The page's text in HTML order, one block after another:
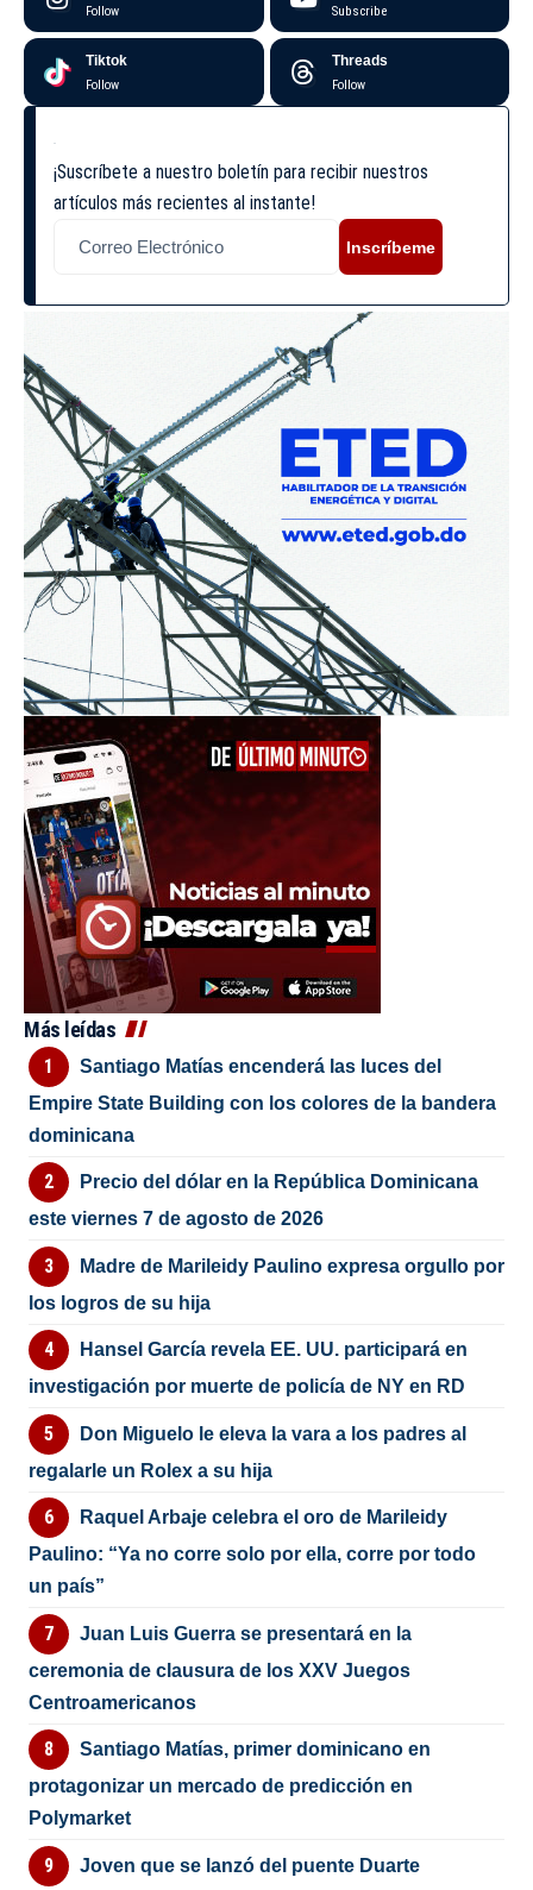
Follow Subscribe
Tiktok
Follow
Threads
Follow
¡Suscríbete a nuestro boletín para recibir nuestros
artículos más recientes al instante!
Inscríbeme
Más leídas
Santiago Matías encenderá las luces del
Empire State Building con los colores de la bandera
dominicana
Precio del dólar en la República Dominicana
este viernes 7 de agosto de 2026
Madre de Marileidy Paulino expresa orgullo por
los logros de su hija
Hansel García revela EE. UU. participará en
investigación por muerte de policía de NY en RD
Don Miguelo le eleva la vara a los padres al
regalarle un Rolex a su hija
Raquel Arbaje celebra el oro de Marileidy
Paulino: “Ya no corre solo por ella, corre por todo
un país”
Juan Luis Guerra se presentará en la
ceremonia de clausura de los XXV Juegos
Centroamericanos
Santiago Matías, primer dominicano en
protagonizar un mercado de predicción en
Polymarket
Joven que se lanzó del puente Duarte